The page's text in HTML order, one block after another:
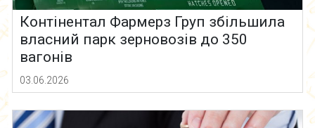
Контінентал Фармерз Груп збільшила
власний парк зерновозів до 350
вагонів
03.06.2026